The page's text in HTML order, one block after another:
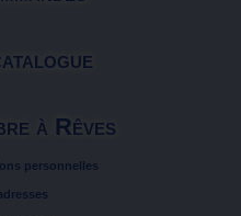
à Rêves
personnelles